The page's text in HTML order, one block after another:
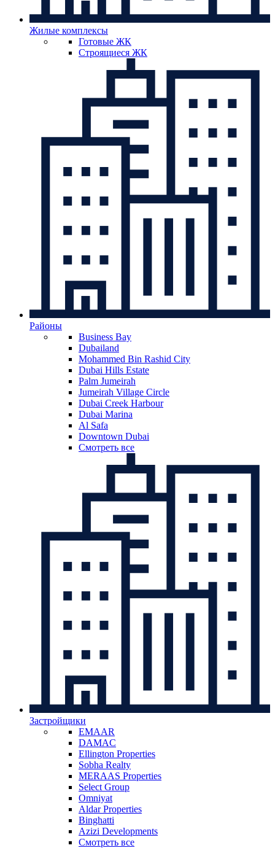
Жилые комплексы
Готовые ЖК
Строящиеся ЖК
Районы
Business Bay
Dubailand
Mohammed Bin Rashid City
Dubai Hills Estate
Palm Jumeirah
Jumeirah Village Circle
Dubai Creek Harbour
Dubai Marina
Al Safa
Downtown Dubai
Смотреть все
Застройщики
EMAAR
DAMAC
Ellington Properties
Sobha Realty
MERAAS Properties
Select Group
Omniyat
Aldar Properties
Binghatti
Azizi Developments
Смотреть все